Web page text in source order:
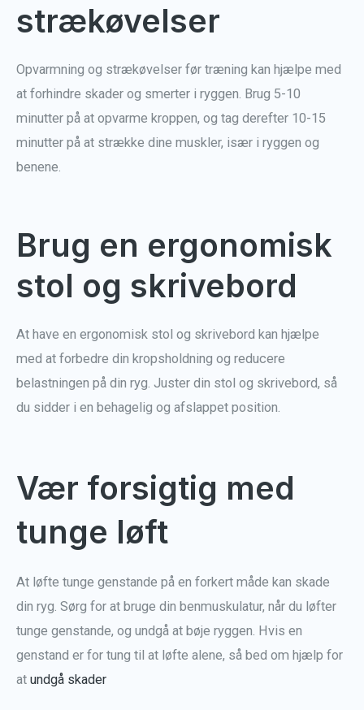
strækøvelser
Opvarmning og strækøvelser før træning kan hjælpe med
at forhindre skader og smerter i ryggen. Brug 5-10
minutter på at opvarme kroppen, og tag derefter 10-15
minutter på at strække dine muskler, især i ryggen og
benene.
Brug en ergonomisk
stol og skrivebord
At have en ergonomisk stol og skrivebord kan hjælpe
med at forbedre din kropsholdning og reducere
belastningen på din ryg. Juster din stol og skrivebord, så
du sidder i en behagelig og afslappet position.
Vær forsigtig med
tunge løft
At løfte tunge genstande på en forkert måde kan skade
din ryg. Sørg for at bruge din benmuskulatur, når du løfter
tunge genstande, og undgå at bøje ryggen. Hvis en
genstand er for tung til at løfte alene, så bed om hjælp for
at undgå skader